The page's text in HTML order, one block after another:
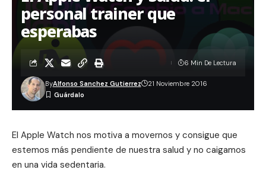
personal trainer que
esperabas
ByAlfonso Sanchez Gutierrez 21 Noviembre 2016
6 Min De Lectura
El Apple Watch nos motiva a movernos y consigue que
estemos más pendiente de nuestra salud y no caigamos
en una vida sedentaria.